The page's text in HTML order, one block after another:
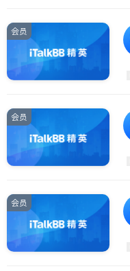
会员
会员
会员